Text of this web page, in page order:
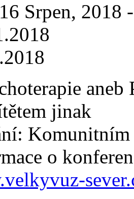
Srpen, 2018
jinak
Komunitním
o